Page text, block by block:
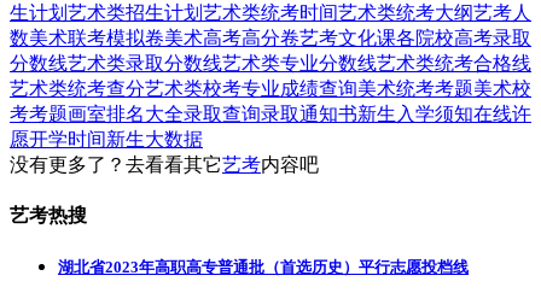
生计划 艺术类招生计划 艺术类统考时间艺术类统考大纲艺考人
数美术联考模拟卷美术高考高分卷艺考文化课各院校高考录取
分数线艺术类录取分数线艺术类专业分数线艺术类统考合格线
艺术类统考查分艺术类校考专业成绩查询美术统考考题美术校
考考题画室排名大全录取查询录取通知书新生入学须知在线许
愿开学时间新生大数据
没有更多了？去看看其它艺考内容吧
艺考热搜
湖北省2023年高职高专普通批（首选历史）平行志愿投档线